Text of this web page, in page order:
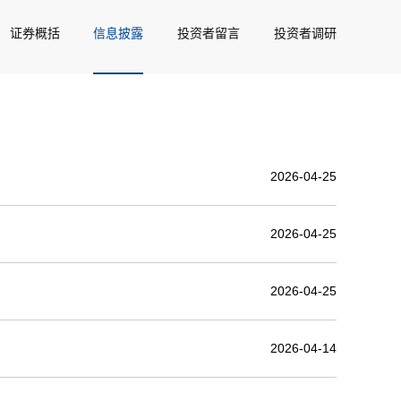
证券概括 信息披露 投资者留言 投资者调研
2026-04-25
2026-04-25
2026-04-25
2026-04-14